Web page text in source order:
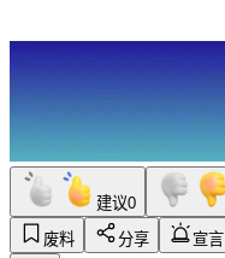
建议0
废料
分享
宣言